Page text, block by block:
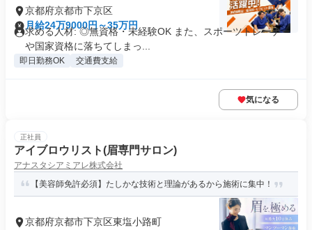
京都府京都市下京区
月給24万9000円～35万円
求める人材: ◎無資格・未経験OK また、スポーツトレーナー
や国家資格に落ちてしまっ...
即日勤務OK 交通費支給
気になる
正社員
アイブロウリスト(眉専門サロン)
アナスタシアミアレ株式会社
【美容師免許必須】たしかな技術と理論があるから施術に集中！
京都府京都市下京区東塩小路町